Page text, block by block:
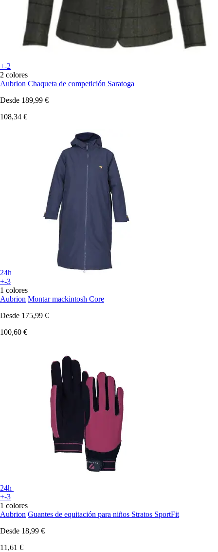
+-2
2 colores
Aubrion Chaqueta de competición Saratoga
Desde 189,99 €
108,34 €
24h
+-3
1 colores
Aubrion Montar mackintosh Core
Desde 175,99 €
100,60 €
24h
+-3
1 colores
Aubrion Guantes de equitación para niños Stratos SportFit
Desde 18,99 €
11,61 €